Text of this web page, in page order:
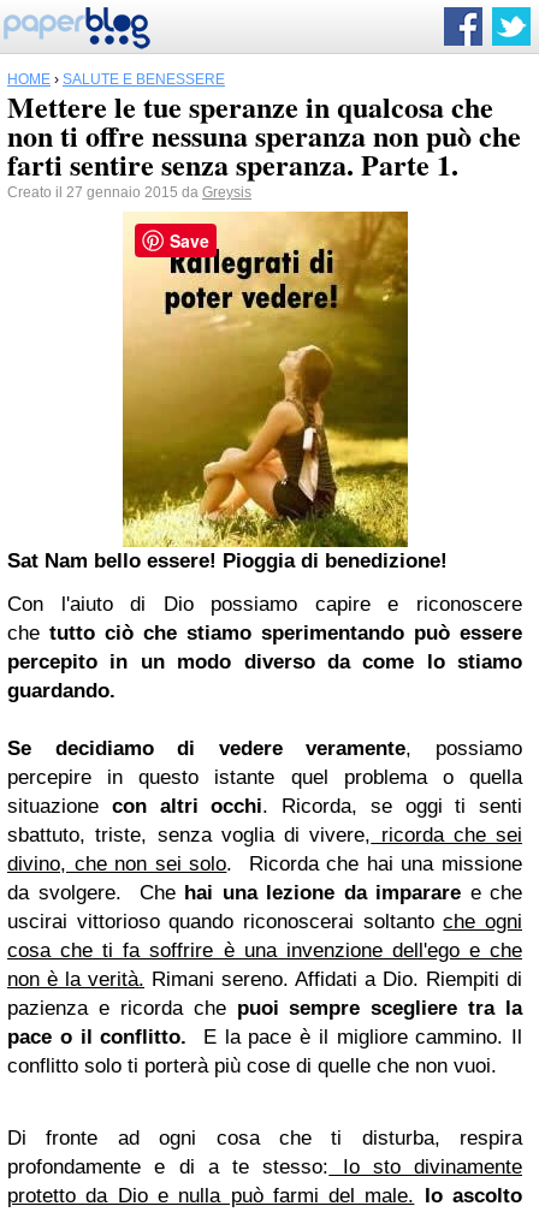
HOME › SALUTE E BENESSERE
Mettere le tue speranze in qualcosa che
non ti offre nessuna speranza non può che
farti sentire senza speranza. Parte 1.
Creato il 27 gennaio 2015 da Greysis
Sat Nam bello essere! Pioggia di benedizione!
Con l'aiuto di Dio possiamo capire e riconoscere
che tutto ciò che stiamo sperimentando può essere
percepito in un modo diverso da come lo stiamo
guardando.
Se decidiamo di vedere veramente, possiamo
percepire in questo istante quel problema o quella
situazione con altri occhi.
Ricorda, se oggi ti senti
sbattuto, triste, senza voglia di vivere, ricorda che sei
divino, che non sei solo.
Ricorda che hai una missione
da svolgere.
Che hai una lezione da imparare e che
uscirai vittorioso quando riconoscerai soltantoche ogni
cosa che ti fa soffrire è una invenzione dell'ego e che
non è la verità. Rimani sereno. Affidati a Dio. Riempiti di
pazienza e ricorda che puoi sempre scegliere tra la
pace o il conflitto.
E la pace è il migliore cammino. Il
conflitto solo ti porterà più cose di quelle che non vuoi.
Di fronte ad ogni cosa che ti disturba, respira
profondamente e di a te stesso: Io sto divinamente
protetto da Dio e nulla può farmi del male. Io ascolto
Save